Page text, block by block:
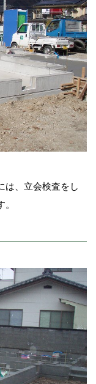
は、立会検査をし